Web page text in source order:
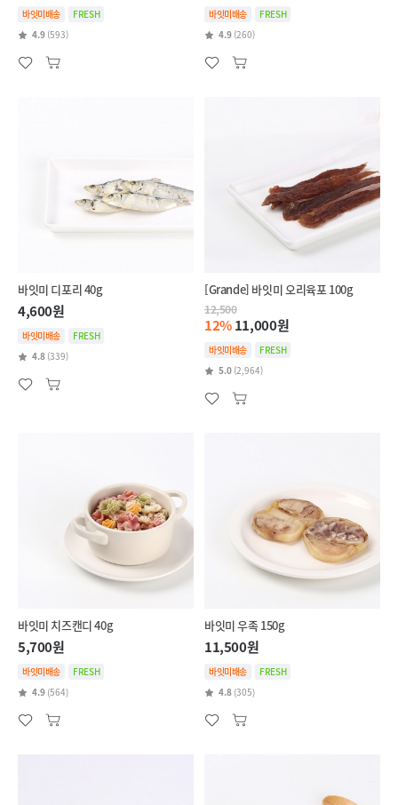
바잇미배송
FRESH
4.9 (593)
바잇미배송
FRESH
4.9 (260)
바잇미 디포리 40g
4,600원
바잇미배송
FRESH
4.8 (339)
[Grande] 바잇미 오리육포 100g
12,500
12%11,000원
바잇미배송
FRESH
5.0 (2,964)
바잇미 치즈캔디 40g
5,700원
바잇미배송
FRESH
4.9 (564)
바잇미 우족 150g
11,500원
바잇미배송
FRESH
4.8 (305)